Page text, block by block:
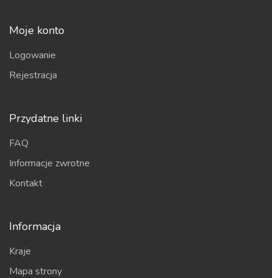
Moje konto
Logowanie
Rejestracja
Przydatne linki
FAQ
Informacje zwrotne
Kontakt
Informacja
Kraje
Mapa strony